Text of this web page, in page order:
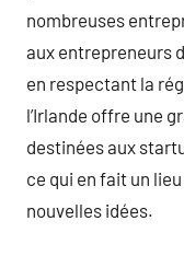
nombreuses
aux entrepreneurs
en respectant la
l’Irlande offre une
destinées aux
ce qui en fait un
nouvelles idées.